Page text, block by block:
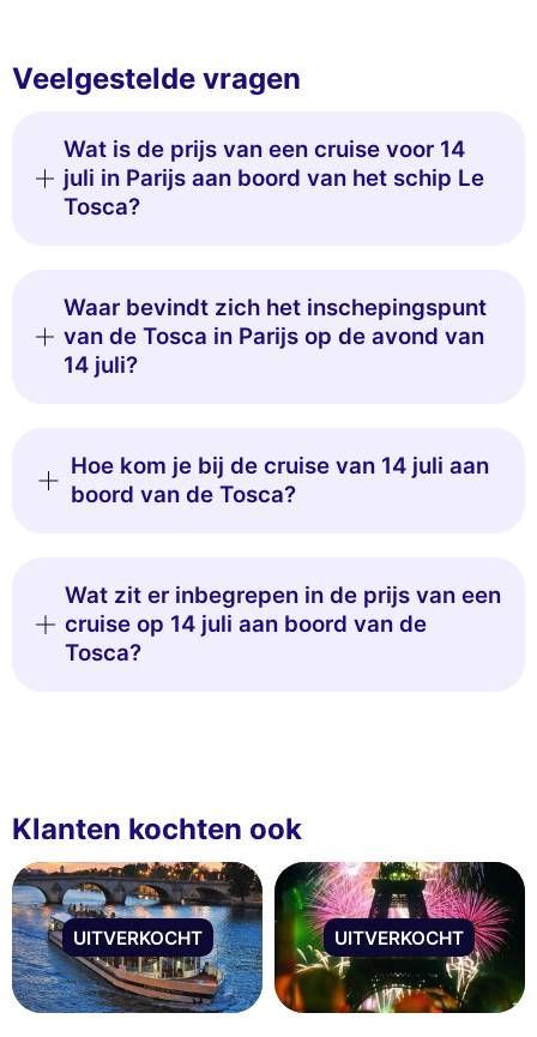
Veelgestelde vragen
Wat is de prijs van een cruise voor 14
juli in Parijs aan boord van het schip Le
Tosca?
Waar bevindt zich het inschepingspunt
van de Tosca in Parijs op de avond van
14 juli?
Hoe kom je bij de cruise van 14 juli aan
boord van de Tosca?
Wat zit er inbegrepen in de prijs van een
cruise op 14 juli aan boord van de
Tosca?
Klanten kochten ook
UITVERKOCHT UITVERKOCHT